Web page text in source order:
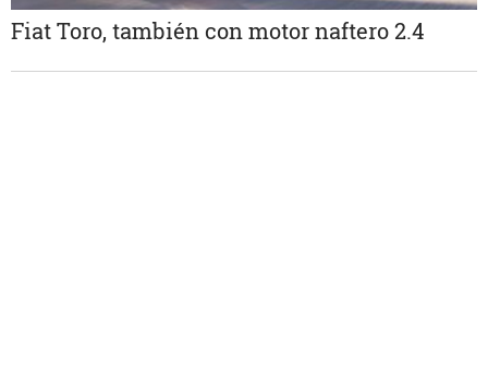
Fiat Toro, también con motor naftero 2.4